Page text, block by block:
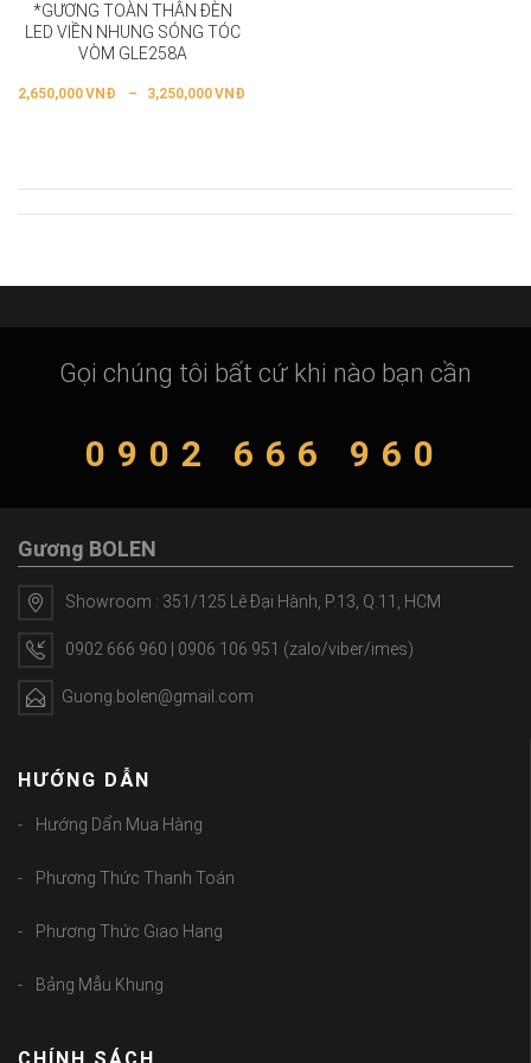
*GƯƠNG TOÀN THÂN ĐÈN
LED VIỀN NHUNG SÓNG TÓC
VÒM GLE258A
2,650,000VNĐ – 3,250,000VNĐ
Gọi chúng tôi bất cứ khi nào bạn cần
0902 666 960
Gương BOLEN
Showroom : 351/125 Lê Đại Hành, P.13, Q.11, HCM
0902 666 960 | 0906 106 951 (zalo/viber/imes)
Guong.bolen@gmail.com
HƯỚNG DẪN
Hướng Dẩn Mua Hàng
Phương Thức Thanh Toán
Phương Thức Giao Hang
Bảng Mẫu Khung